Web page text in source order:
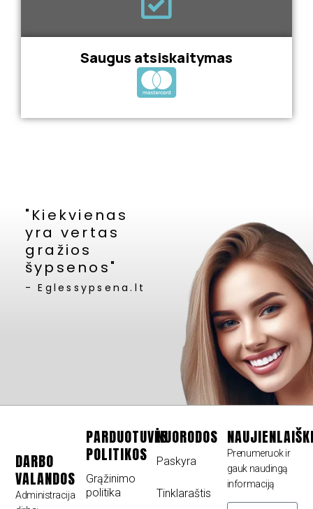
Saugus atsiskaitymas
"Kiekvienas
yra vertas
gražios
šypsenos"
- Eglessypsena.lt
DARBO
VALANDOS
Administracija
PARDUOTUVĖS
POLITIKOS
Grąžinimo
politika
NUORODOS
Paskyra
Tinklaraštis
Prenumeruok ir
gauk naudingą
informaciją